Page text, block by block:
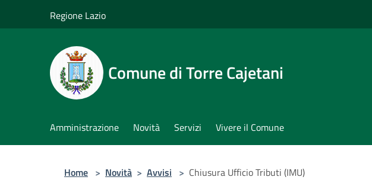
Regione Lazio
Comune di Torre Cajetani
Amministrazione Novità Servizi Vivere il Comune
Home > Novità > Avvisi > Chiusura Ufficio Tributi (IMU)